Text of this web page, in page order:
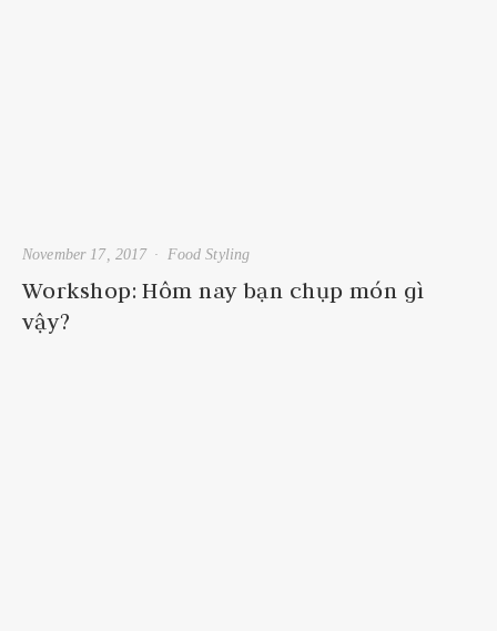
Workshop: Hôm nay bạn chụp món gì
vậy?
Food Styling
November 17, 2017